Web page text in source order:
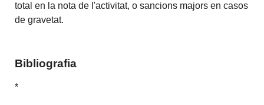
total en la nota de l'activitat, o sancions majors en casos
de gravetat.
Bibliografia
*